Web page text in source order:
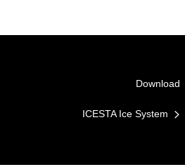
Download
ICESTA Ice System